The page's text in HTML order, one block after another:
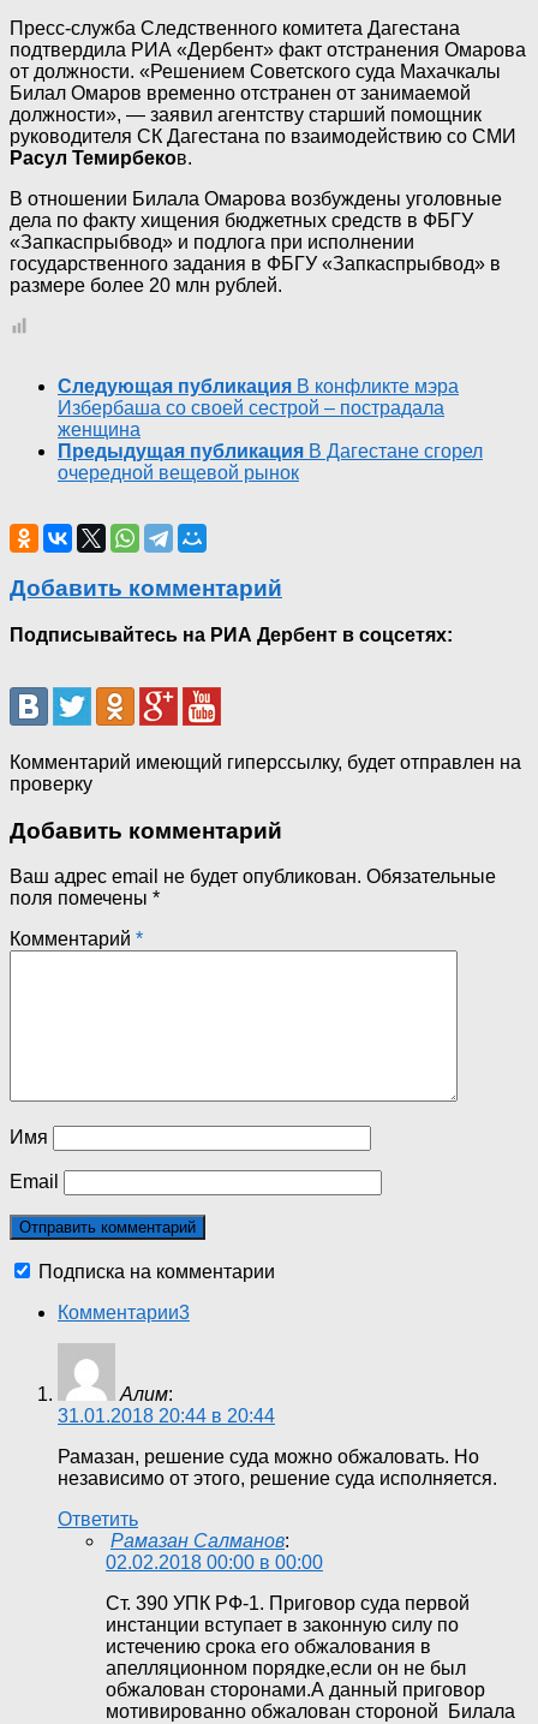
Пресс-служба Следственного комитета Дагестана
подтвердила РИА «Дербент» факт отстранения Омарова
от должности. «Решением Советского суда Махачкалы
Билал Омаров временно отстранен от занимаемой
должности», — заявил агентству старший помощник
руководителя СК Дагестана по взаимодействию со СМИ
Расул Темирбеков.
В отношении Билала Омарова возбуждены уголовные
дела по факту хищения бюджетных средств в ФБГУ
«Запкаспрыбвод» и подлога при исполнении
государственного задания в ФБГУ «Запкаспрыбвод» в
размере более 20 млн рублей.
Следующая публикация В конфликте мэра
Избербаша со своей сестрой – пострадала
женщина
Предыдущая публикация В Дагестане сгорел
очередной вещевой рынок
Добавить комментарий
Подписывайтесь на РИА Дербент в соцсетях:
Комментарий имеющий гиперссылку, будет отправлен на
проверку
Добавить комментарий
Ваш адрес email не будет опубликован. Обязательные
поля помечены *
Комментарий *
Имя
Email
Подписка на комментарии
Комментарии3
Алим:
31.01.2018 20:44 в 20:44
Рамазан, решение суда можно обжаловать. Но
независимо от этого, решение суда исполняется.
Ответить
Рамазан Салманов:
02.02.2018 00:00 в 00:00
Ст. 390 УПК РФ-1. Приговор суда первой
инстанции вступает в законную силу по
истечению срока его обжалования в
апелляционном порядке,если он не был
обжалован сторонами.А данный приговор
мотивированно обжалован стороной Билала